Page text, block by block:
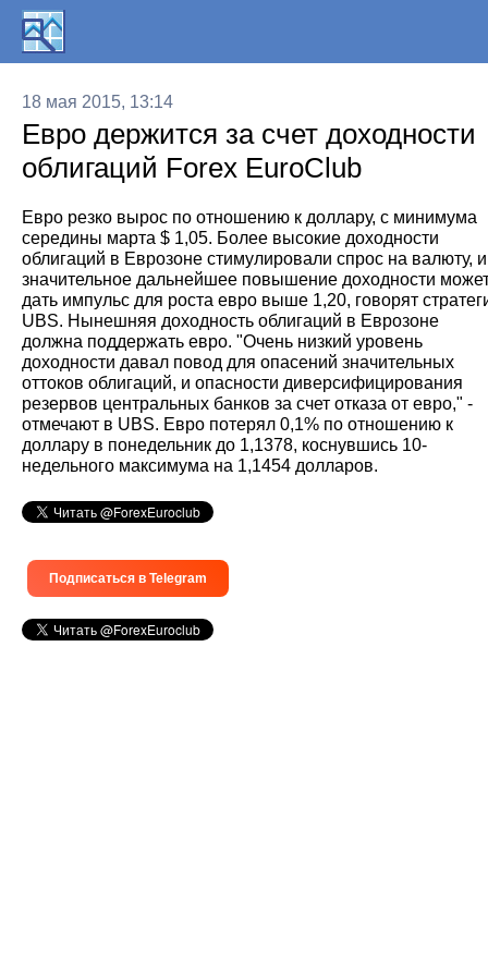
18 мая 2015, 13:14
Евро держится за счет доходности
облигаций Forex EuroClub
Евро резко вырос по отношению к доллару, с минимума
середины марта $ 1,05. Более высокие доходности
облигаций в Еврозоне стимулировали спрос на валюту, и
значительное дальнейшее повышение доходности
дать импульс для роста евро выше 1,20, говорят
UBS. Нынешняя доходность облигаций в Еврозоне
должна поддержать евро. "Очень низкий уровень
доходности давал повод для опасений значительных
оттоков облигаций, и опасности диверсифицирования
резервов центральных банков за счет отказа от евро," -
отмечают в UBS. Евро потерял 0,1% по отношению к
доллару в понедельник до 1,1378, коснувшись 10-
недельного максимума на 1,1454 долларов.
Подписаться в Telegram